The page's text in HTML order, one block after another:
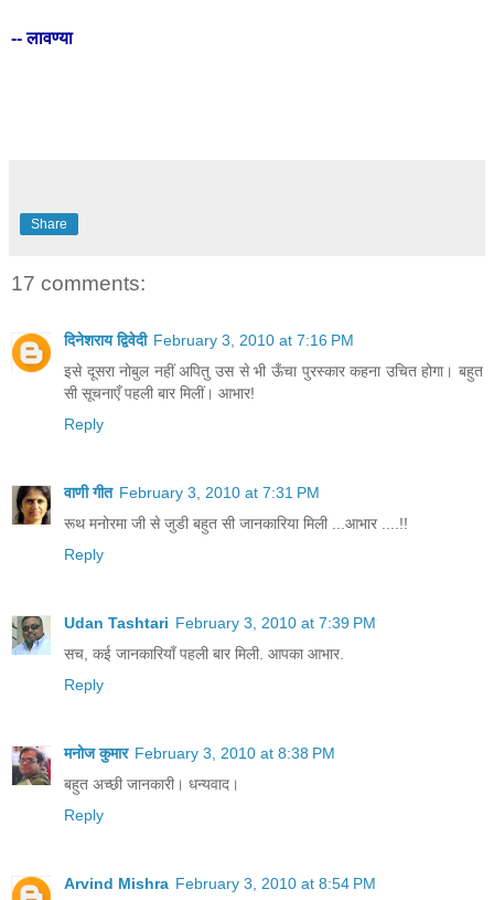
-- लावण्या
Share
17 comments:
दिनेशराय द्विवेदी February 3, 2010 at 7:16 PM
इसे दूसरा नोबुल नहीं अपितु उस से भी ऊँचा पुरस्कार कहना उचित होगा। बहुत
सी सूचनाएँ पहली बार मिलीं। आभार!
Reply
वाणी गीत February 3, 2010 at 7:31 PM
रूथ मनोरमा जी से जुडी बहुत सी जानकारिया मिली ...आभार ....!!
Reply
Udan Tashtari February 3, 2010 at 7:39 PM
सच, कई जानकारियाँ पहली बार मिली. आपका आभार.
Reply
मनोज कुमार February 3, 2010 at 8:38 PM
बहुत अच्छी जानकारी। धन्यवाद।
Reply
Arvind Mishra February 3, 2010 at 8:54 PM